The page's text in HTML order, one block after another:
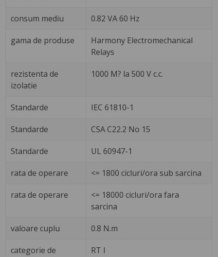
consum mediu 0.82 VA 60 Hz
gama de produse
Harmony Electromechanical
Relays
rezistenta de
izolatie
1000 M? la 500 V c.c.
Standarde IEC 61810-1
Standarde CSA C22.2 No 15
Standarde UL 60947-1
rata de operare <= 1800 cicluri/ora sub sarcina
rata de operare
<= 18000 cicluri/ora fara
sarcina
valoare cuplu 0.8 N.m
categorie de
RT I